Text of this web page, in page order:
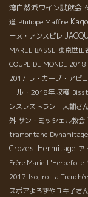
湾自然派ワイン試飲会
道 Philippe Maffre
ーヌ・アンスピレ
MAREE BASSE 東京世田
COUPE DE MONDE 2018
2017 ラ・カーブ・アピ
ール・2018年収穫
ンスレストラン 大輔さん
外 サン・ミッシェル教会
tramontane Dynamitage
Crozes-Hermitage ア
Frère Marie L'Herbefolle
2017 Isojiro La Trenchée
スポアよろずやユキ子さん